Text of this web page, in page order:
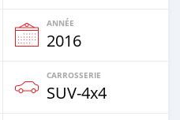
ANNÉE
2016
CARROSSERIE
SUV‒4x4